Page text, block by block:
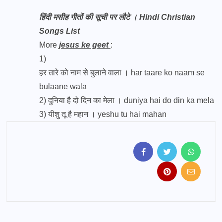
हिंदी मसीह गीतों की सूची पर लौटे । Hindi Christian
Songs List
More jesus ke geet :
1)
हर तारे को नाम से बुलाने वाला । har taare ko naam se
bulaane wala
2)दुनिया है दो दिन का मेला । duniya hai do din ka mela
3)यीशु तू है महान । yeshu tu hai mahan